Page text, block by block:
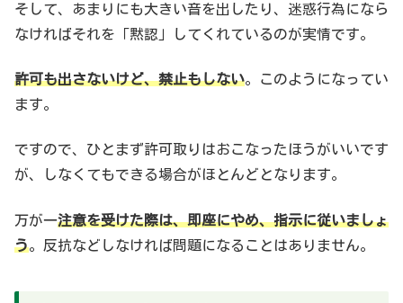
そして、あまりにも大きい音を出したり、迷惑行為になら
なければそれを「黙認」してくれているのが実情です。
許可も出さないけど、禁止もしない。このようになってい
ます。
ですので、ひとまず許可取りはおこなったほうがいいです
が、しなくてもできる場合がほとんどとなります。
万が一注意を受けた際は、即座にやめ、指示に従いましょ
う。反抗などしなければ問題になることはありません。